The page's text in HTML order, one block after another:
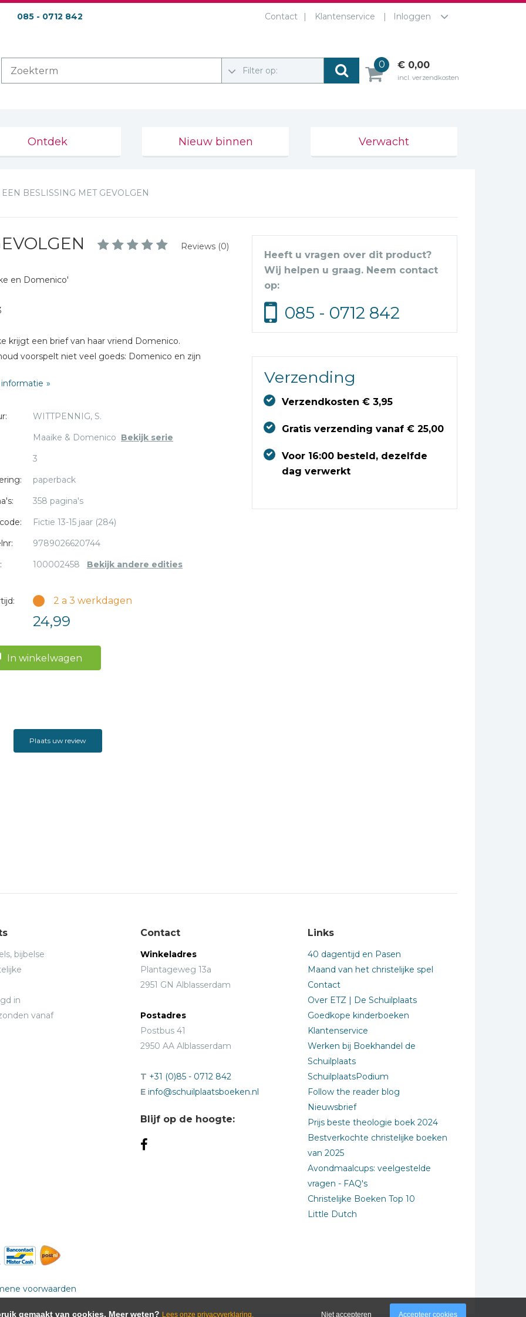
085 - 0712 842 Contact Klantenservice Inloggen
Filter op:
0 € 0,00
incl. verzendkosten
Ontdek Nieuw binnen Verwacht
EEN BESLISSING MET GEVOLGEN
Reviews (0)
en Domenico'
krijgt een brief van haar vriend Domenico.
voorspelt niet veel goeds: Domenico en zijn
gevlucht van Sicilie en zitten nu in Duitsland.
te onderdrukken, steken de kop weer op.
WITTPENNIG, S.
Maaike & Domenico Bekijk serie
3
paperback
358 pagina's
Fictie 13-15 jaar (284)
9789026620744
100002458 Bekijk andere edities
2 a 3 werkdagen
24,99
In winkelwagen
Heeft u vragen over dit product?
Wij helpen u graag. Neem contact
op:
085 - 0712 842
Verzending
Verzendkosten € 3,95
Gratis verzending vanaf € 25,00
Voor 16:00 besteld, dezelfde
dag verwerkt
Plaats uw review
bijbelse
in
vanaf
Contact
Winkeladres
Plantageweg 13a
2951 GN Alblasserdam
Postadres
Postbus 41
2950 AA Alblasserdam
T +31 (0)85 - 0712 842
E info@schuilplaatsboeken.nl
Blijf op de hoogte:
Links
40 dagentijd en Pasen
Maand van het christelijke spel
Contact
Over ETZ | De Schuilplaats
Goedkope kinderboeken
Klantenservice
Werken bij Boekhandel de
Schuilplaats
SchuilplaatsPodium
Follow the reader blog
Nieuwsbrief
Prijs beste theologie boek 2024
Bestverkochte christelijke boeken
van 2025
Avondmaalcups: veelgestelde
vragen - FAQ's
Christelijke Boeken Top 10
Little Dutch
voorwaarden
gemaakt van cookies. Meer weten? Lees onze privacyverklaring. Niet accepteren Accepteer cookies